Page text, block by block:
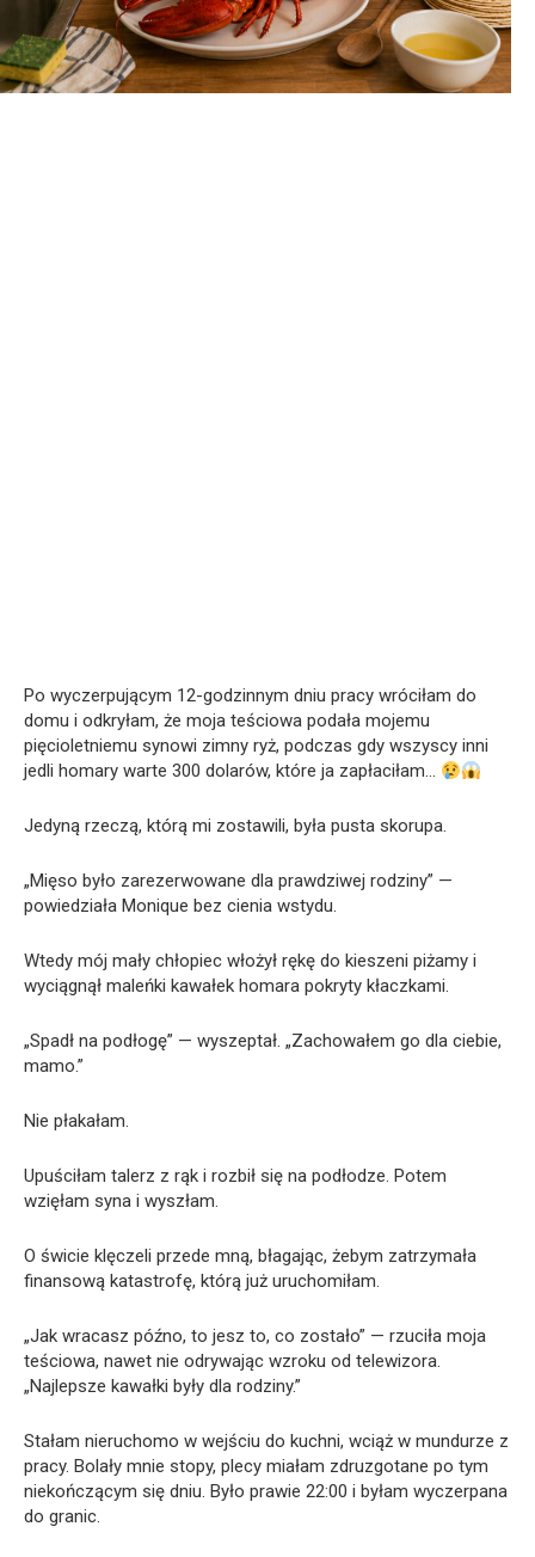
Po wyczerpującym 12-godzinnym dniu pracy wróciłam do
domu i odkryłam, że moja teściowa podała mojemu
pięcioletniemu synowi zimny ryż, podczas gdy wszyscy inni
jedli homary warte 300 dolarów, które ja zapłaciłam…
Jedyną rzeczą, którą mi zostawili, była pusta skorupa.
„Mięso było zarezerwowane dla prawdziwej rodziny” —
powiedziała Monique bez cienia wstydu.
Wtedy mój mały chłopiec włożył rękę do kieszeni piżamy i
wyciągnął maleńki kawałek homara pokryty kłaczkami.
„Spadł na podłogę” — wyszeptał. „Zachowałem go dla ciebie,
mamo.”
Nie płakałam.
Upuściłam talerz z rąk i rozbił się na podłodze. Potem
wzięłam syna i wyszłam.
O świcie klęczeli przede mną, błagając, żebym zatrzymała
finansową katastrofę, którą już uruchomiłam.
„Jak wracasz późno, to jesz to, co zostało” — rzuciła moja
teściowa, nawet nie odrywając wzroku od telewizora.
„Najlepsze kawałki były dla rodziny.”
Stałam nieruchomo w wejściu do kuchni, wciąż w mundurze z
pracy. Bolały mnie stopy, plecy miałam zdruzgotane po tym
niekończącym się dniu. Było prawie 22:00 i byłam wyczerpana
do granic.